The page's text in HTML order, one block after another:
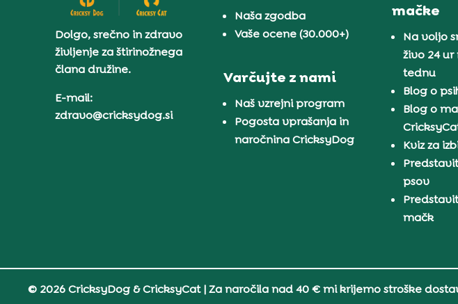
Dolgo, srečno in zdravo
življenje za štirinožnega
člana družine.
E-mail:
zdravo@cricksydog.si
Naša zgodba
Vaše ocene (30.000+)
Varčujte z nami
Naš vzrejni program
Pogosta vprašanja in
naročnina CricksyDog
mačke
Na voljo
živo 24 ur
tednu
Blog o
Blog o
Kviz za
psov
mačk
© 2026 CricksyDog & CricksyCat| Za naročila nad 40 € mi krijemo stroške